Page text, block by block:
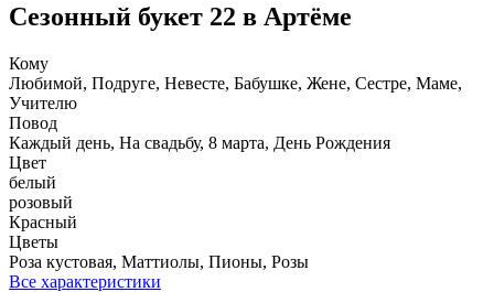
Сезонный букет 22 в Артёме
Кому
Любимой, Подруге, Невесте, Бабушке, Жене, Сестре, Маме,
Учителю
Повод
Каждый день, На свадьбу, 8 марта, День Рождения
Цвет
белый
розовый
Красный
Цветы
Роза кустовая, Маттиолы, Пионы, Розы
Все характеристики